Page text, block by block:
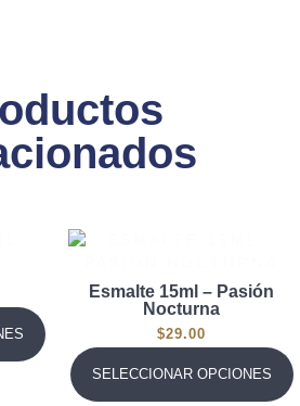
Esmalte 15ml – Pasión
Nocturna
$29.00
SELECCIONAR OPCIONES